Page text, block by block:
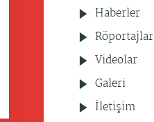
Haberler
Röportajlar
Videolar
Galeri
İletişim